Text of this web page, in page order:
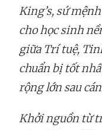
King’s, sứ
cho học sinh
giữa Trí tuệ,
chuẩn bị tốt
rộng lớn sau
Khởi nguồn từ